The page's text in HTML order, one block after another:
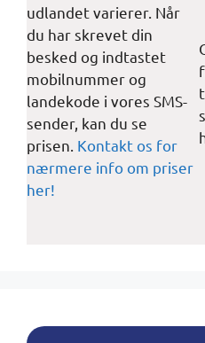
udlandet varierer. Når
du har skrevet din
besked og indtastet
mobilnummer og
landekode i vores SMS-
sender, kan du se
prisen. Kontakt os for
nærmere info om priser
her!